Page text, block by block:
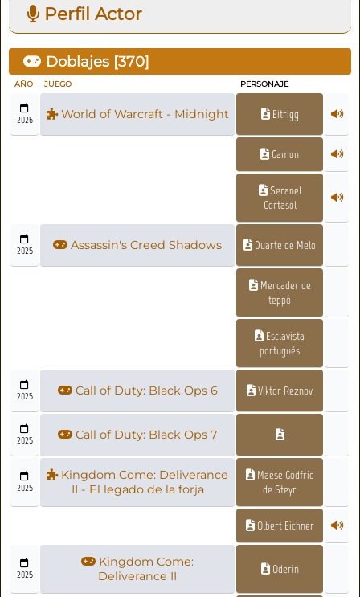
Perfil Actor
Doblajes [370]
AÑO JUEGO PERSONAJE
2026 World of Warcraft - Midnight Eitrigg
Gamon
Seranel
Cortasol
2025 Assassin's Creed Shadows Duarte de Melo
Mercader de
teppô
Esclavista
portugués
2025 Call of Duty: Black Ops 6 Viktor Reznov
2025 Call of Duty: Black Ops 7
2025
Kingdom Come: Deliverance
II - El legado de la forja
Maese Godfrid
de Steyr
Olbert Eichner
2025
Kingdom Come:
Deliverance II
Oderin